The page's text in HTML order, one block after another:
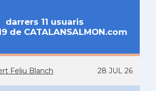
darrers 11 usuaris
de CATALANSALMON.com
Feliu Blanch 28 JUL 26